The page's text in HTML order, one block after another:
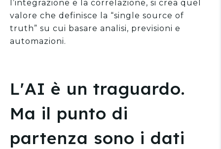
l’integrazione e la correlazione, si crea quel
valore che definisce la “single source of
truth” su cui basare analisi, previsioni e
automazioni.
L'AI è un traguardo.
Ma il punto di
partenza sono i dati